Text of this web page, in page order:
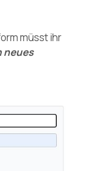
müsst ihr
neues